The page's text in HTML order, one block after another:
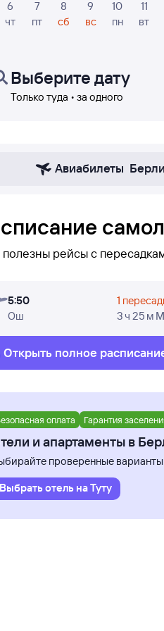
6
чт
7
пт
8
сб
9
вс
10
пн
11
вт
Выберите дату
Только туда • за одного
Авиабилеты
рейсы с
из Оша в Берлин не
это расписание.
очередь отмечены
длительность этой
в расписании указаны
В случае, если цена не
проверки наличия
«Найти билет» и
5:50
Ош
1
3 ч 25 м
Открыть полное
оплата Гарантия
и апартаменты в
проверенные
Выбрать отель на Туту